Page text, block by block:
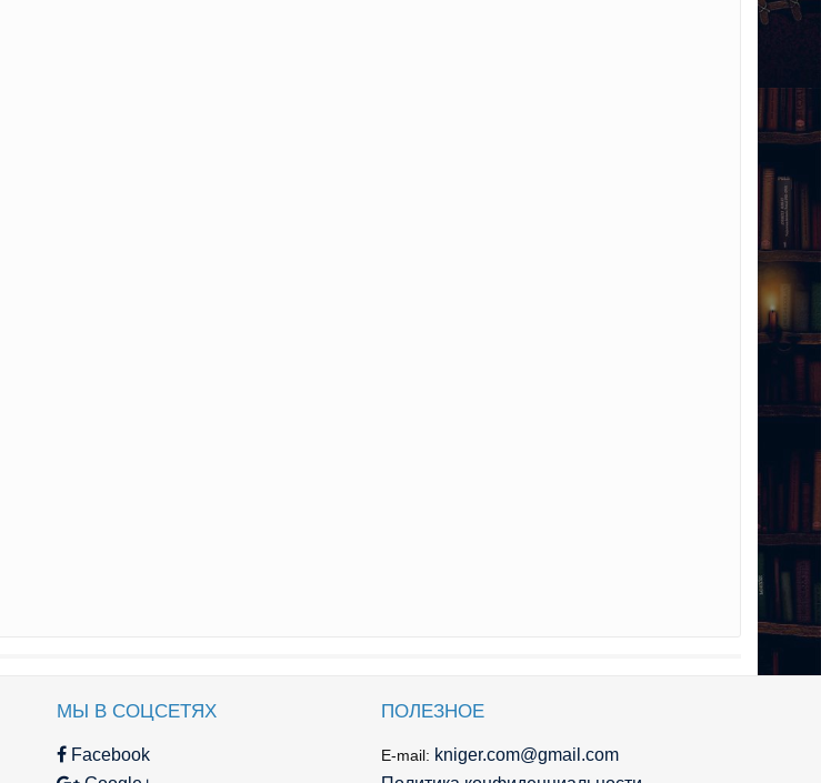
МЫ В СОЦСЕТЯХ
Facebook
ПОЛЕЗНОЕ
E-mail: kniger.com@gmail.com